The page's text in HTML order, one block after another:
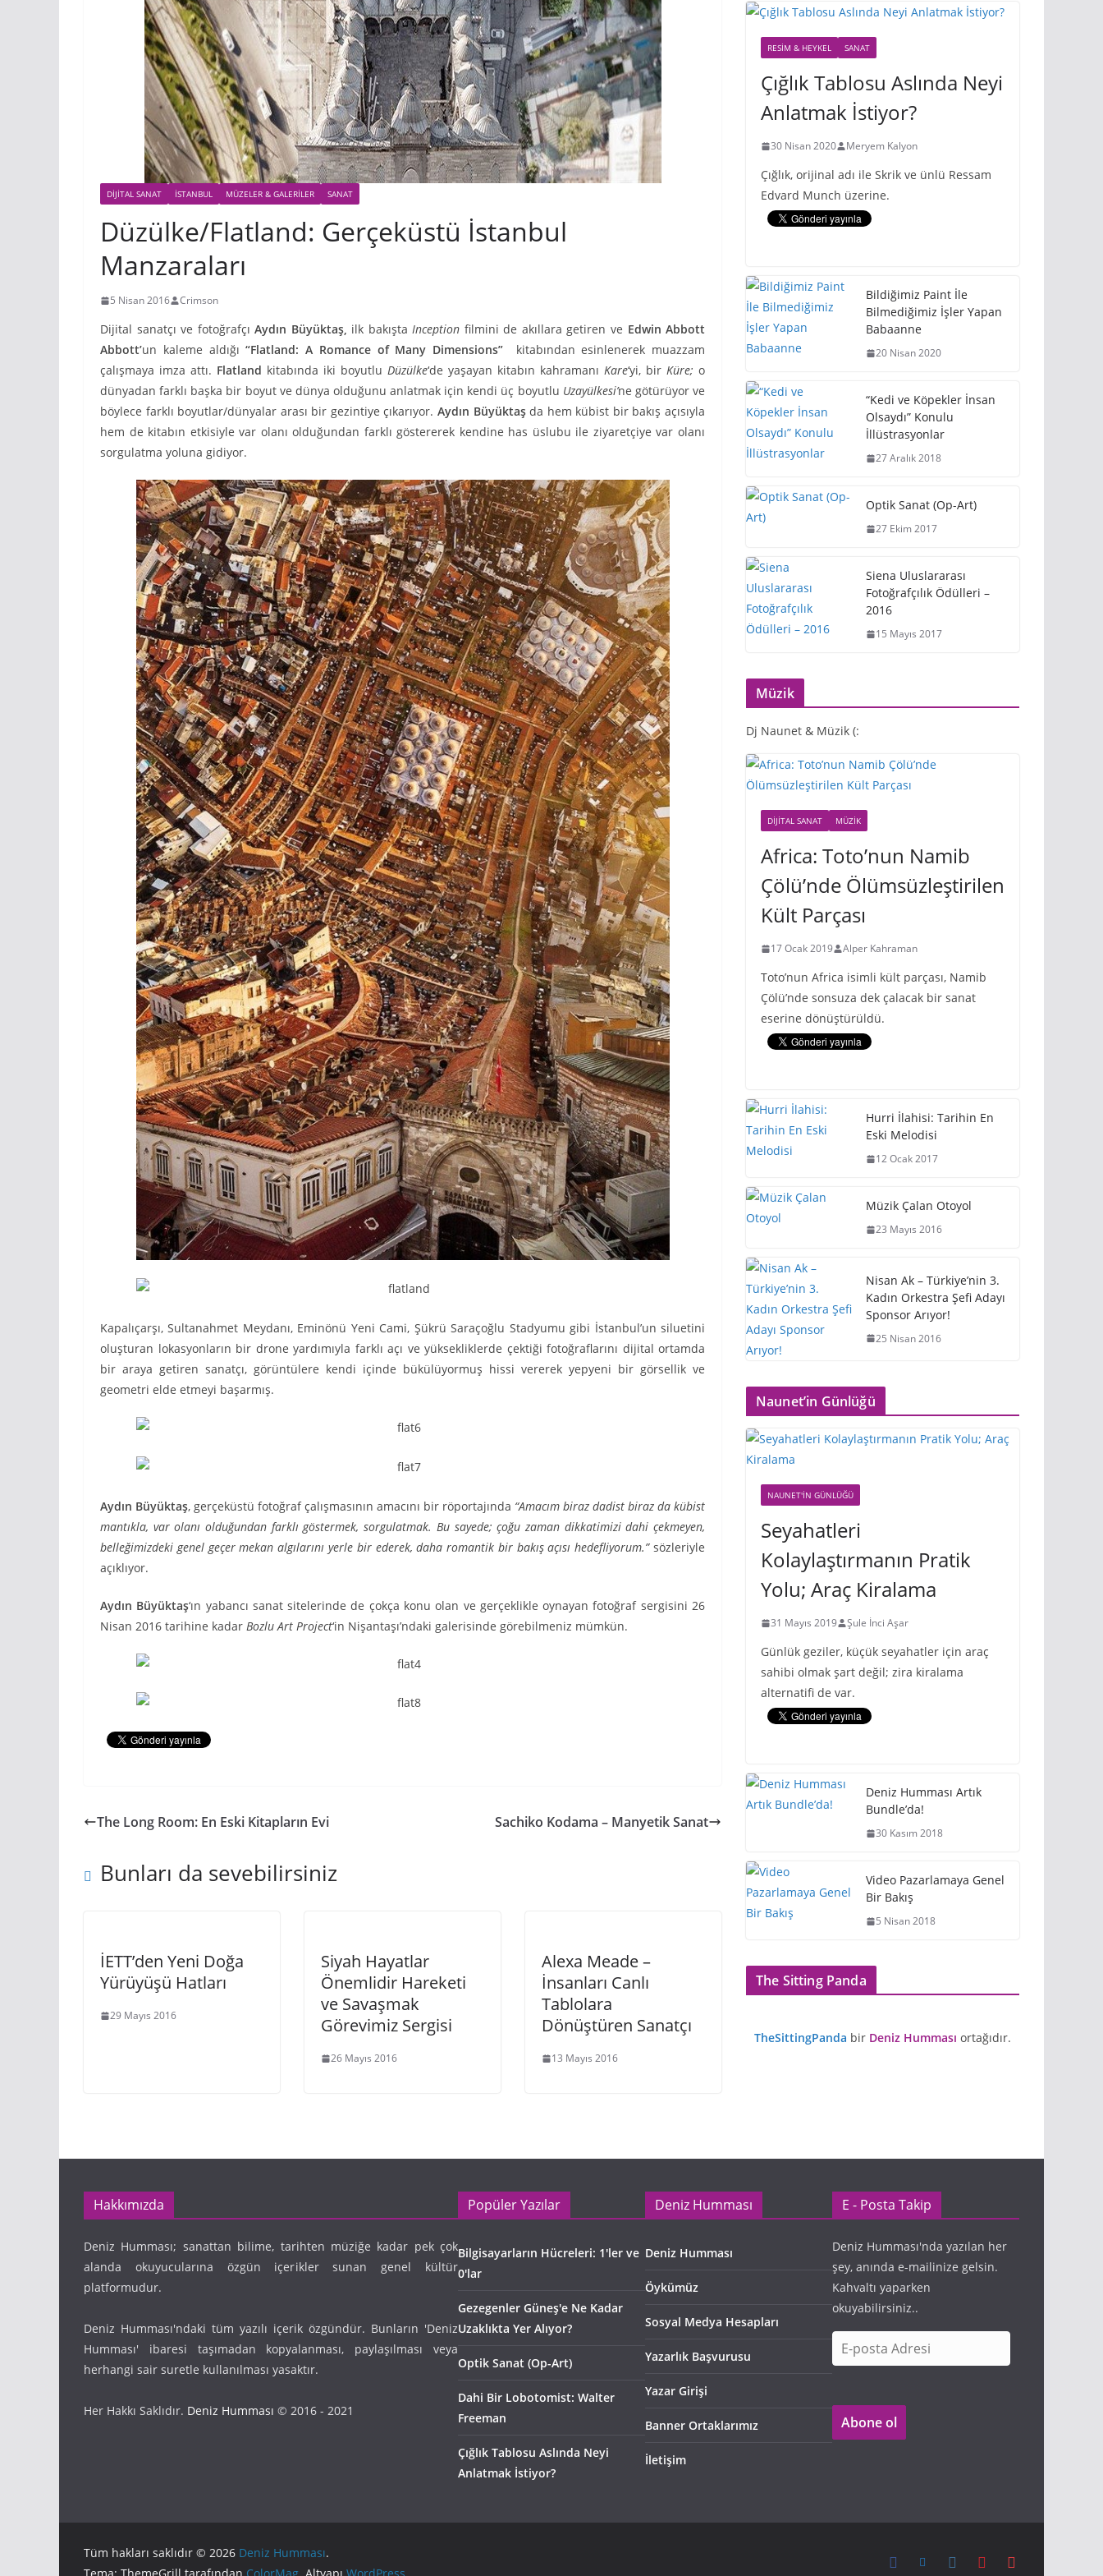
DIJITAL SANAT İSTANBUL MÜZELER & GALERILER SANAT
Düzülke/Flatland: Gerçeküstü İstanbul
Manzaraları
5 Nisan 2016 Crimson
Dijital sanatçı ve fotoğrafçıAydın Büyüktaş, ilk bakıştaInception filmini de akıllara getiren ve Edwin Abbott
Abbott’un kaleme aldığı“Flatland: A Romance of Many Dimensions” kitabından esinlenerek muazzam
çalışmaya imza attı. Flatland kitabında iki boyutlu Düzülke‘de yaşayan kitabın kahramanı Kare‘yi, bir Küre; o
dünyadan farklı başka bir boyut ve dünya olduğunu anlatmak için kendi üç boyutlu Uzayülkesi’ne götürüyor ve
böylece farklı boyutlar/dünyalar arası bir gezintiye çıkarıyor. Aydın Büyüktaşda hem kübist bir bakış açısıyla
hem de kitabın etkisiyle var olanı olduğundan farklı göstererek kendine has üslubu ile ziyaretçiye var olanı
sorgulatma yoluna gidiyor.
Kapalıçarşı, Sultanahmet Meydanı, Eminönü Yeni Cami, Şükrü Saraçoğlu Stadyumu gibi İstanbul’un siluetini
oluşturan lokasyonların bir drone yardımıyla farklı açı ve yüksekliklerde çektiği fotoğraflarını dijital ortamda
bir araya getiren sanatçı, görüntülere kendi içinde bükülüyormuş hissi vererek yepyeni bir görsellik ve
geometri elde etmeyi başarmış.
Aydın Büyüktaş, gerçeküstü fotoğraf çalışmasının amacını bir röportajında “Amacım biraz dadist biraz da kübist
mantıkla, var olanı olduğundan farklı göstermek, sorgulatmak. Bu sayede; çoğu zaman dikkatimizi dahi çekmeyen,
belleğimizdeki genel geçer mekan algılarını yerle bir ederek, daha romantik bir bakış açısı hedefliyorum.”sözleriyle
açıklıyor.
Aydın Büyüktaş‘ın yabancı sanat sitelerinde de çokça konu olan ve gerçeklikle oynayan fotoğraf sergisini 26
Nisan 2016 tarihine kadar Bozlu Art Project‘in Nişantaşı’ndaki galerisinde görebilmeniz mümkün.
The Long Room: En Eski Kitapların Evi Sachiko Kodama – Manyetik Sanat
Bunları da sevebilirsiniz
İETT’den Yeni Doğa
Yürüyüşü Hatları
29 Mayıs 2016
Siyah Hayatlar
Önemlidir Hareketi
ve Savaşmak
Görevimiz Sergisi
26 Mayıs 2016
Alexa Meade –
İnsanları Canlı
Tablolara
Dönüştüren Sanatçı
13 Mayıs 2016
RESIM & HEYKEL SANAT
Çığlık Tablosu Aslında Neyi
Anlatmak İstiyor?
30 Nisan 2020 Meryem Kalyon
Çığlık, orijinal adı ile Skrik ve ünlü Ressam
Edvard Munch üzerine.
Bildiğimiz Paint İle
Bilmediğimiz İşler Yapan
Babaanne
20 Nisan 2020
“Kedi ve Köpekler İnsan
Olsaydı” Konulu
İllüstrasyonlar
27 Aralık 2018
Optik Sanat (Op-Art)
27 Ekim 2017
Siena Uluslararası
Fotoğrafçılık Ödülleri –
2016
15 Mayıs 2017
Müzik
Dj Naunet & Müzik (:
DIJITAL SANAT MÜZIK
Africa: Toto’nun Namib
Çölü’nde Ölümsüzleştirilen
Kült Parçası
17 Ocak 2019 Alper Kahraman
Toto’nun Africa isimli kült parçası, Namib
Çölü’nde sonsuza dek çalacak bir sanat
eserine dönüştürüldü.
Hurri İlahisi: Tarihin En
Eski Melodisi
12 Ocak 2017
Müzik Çalan Otoyol
23 Mayıs 2016
Nisan Ak – Türkiye’nin 3.
Kadın Orkestra Şefi Adayı
Sponsor Arıyor!
25 Nisan 2016
Naunet’in Günlüğü
NAUNET'IN GÜNLÜĞÜ
Seyahatleri
Kolaylaştırmanın Pratik
Yolu; Araç Kiralama
31 Mayıs 2019 Şule İnci Aşar
Günlük geziler, küçük seyahatler için araç
sahibi olmak şart değil; zira kiralama
alternatifi de var.
Deniz Humması Artık
Bundle’da!
30 Kasım 2018
Video Pazarlamaya Genel
Bir Bakış
5 Nisan 2018
The Sitting Panda
TheSittingPanda bir Deniz Humması ortağıdır.
Hakkımızda
Deniz Humması; sanattan bilime, tarihten müziğe kadar pek çok
alanda okuyucularına özgün içerikler sunan genel kültür
platformudur.
Deniz Humması'ndaki tüm yazılı içerik özgündür. Bunların 'Deniz
Humması' ibaresi taşımadan kopyalanması, paylaşılması veya
herhangi sair suretle kullanılması yasaktır.
Her Hakkı Saklıdır. Deniz Humması © 2016 - 2021
Popüler Yazılar
Bilgisayarların Hücreleri: 1'ler ve
0'lar
Gezegenler Güneş'e Ne Kadar
Uzaklıkta Yer Alıyor?
Optik Sanat (Op-Art)
Dahi Bir Lobotomist: Walter
Freeman
Çığlık Tablosu Aslında Neyi
Anlatmak İstiyor?
Deniz Humması
Deniz Humması
Öykümüz
Sosyal Medya Hesapları
Yazarlık Başvurusu
Yazar Girişi
Banner Ortaklarımız
İletişim
E - Posta Takip
Deniz Humması'nda yazılan her
şey, anında e-mailinize gelsin.
Kahvaltı yaparken
okuyabilirsiniz..
-
o
t
r
Abone ol
Tüm hakları saklıdır © 2026 Deniz Humması.